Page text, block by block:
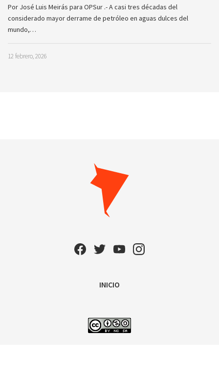
Por José Luis Meirás para OPSur .- A casi tres décadas del
considerado mayor derrame de petróleo en aguas dulces del
mundo,…
12 febrero, 2026
INICIO